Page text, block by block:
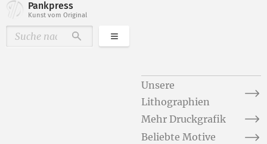
Pankpress
Kunst vom Original
DurchsuchenKategorien
Unsere
Lithographien
Mehr Druckgrafik
Beliebte Motive